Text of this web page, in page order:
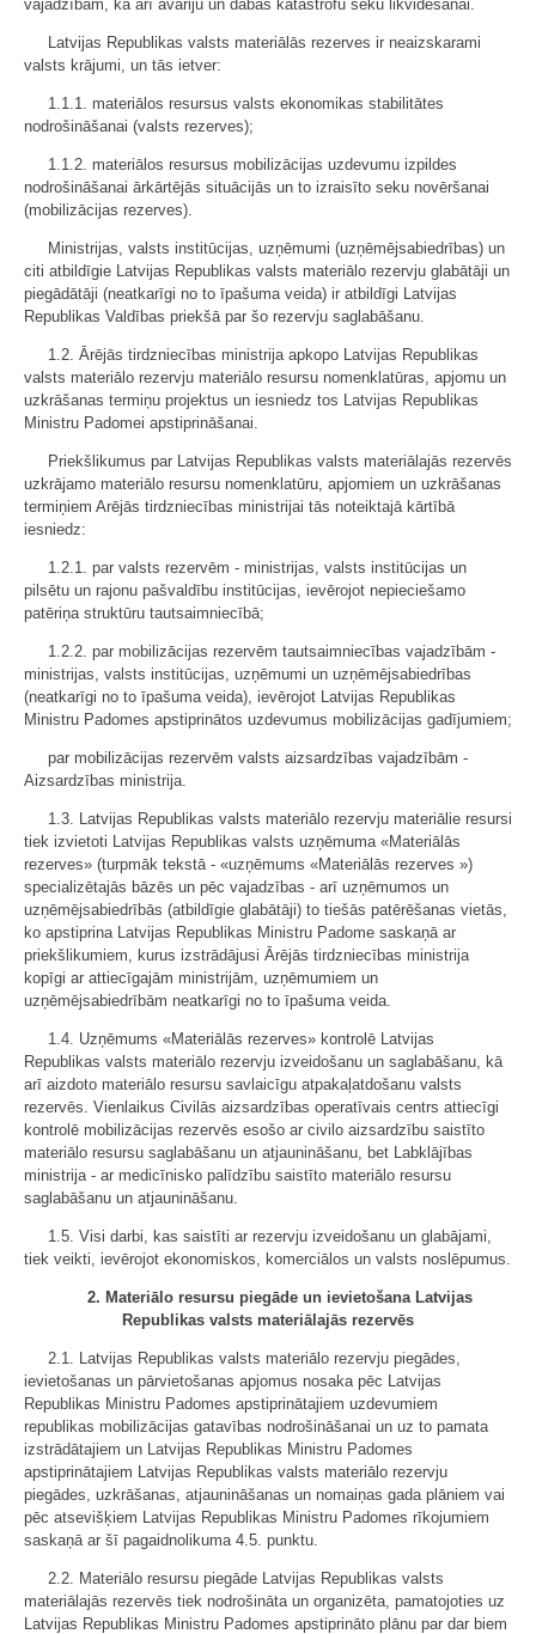
vajadzībām, kā arī avāriju un dabas katastrofu seku likvidēšanai.
Latvijas Republikas valsts materiālās rezerves ir neaizskarami
valsts krājumi, un tās ietver:
1.1.1. materiālos resursus valsts ekonomikas stabilitātes
nodrošināšanai (valsts rezerves);
1.1.2. materiālos resursus mobilizācijas uzdevumu izpildes
nodrošināšanai ārkārtējās situācijās un to izraisīto seku novēršanai
(mobilizācijas rezerves).
Ministrijas, valsts institūcijas, uzņēmumi (uzņēmējsabiedrības) un
citi atbildīgie Latvijas Republikas valsts materiālo rezervju glabātāji un
piegādātāji (neatkarīgi no to īpašuma veida) ir atbildīgi Latvijas
Republikas Valdības priekšā par šo rezervju saglabāšanu.
1.2. Ārējās tirdzniecības ministrija apkopo Latvijas Republikas
valsts materiālo rezervju materiālo resursu nomenklatūras, apjomu un
uzkrāšanas termiņu projektus un iesniedz tos Latvijas Republikas
Ministru Padomei apstiprināšanai.
Priekšlikumus par Latvijas Republikas valsts materiālajās rezervēs
uzkrājamo materiālo resursu nomenklatūru, apjomiem un uzkrāšanas
termiņiem Arējās tirdzniecības ministrijai tās noteiktajā kārtībā
iesniedz:
1.2.1. par valsts rezervēm - ministrijas, valsts institūcijas un
pilsētu un rajonu pašvaldību institūcijas, ievērojot nepieciešamo
patēriņa struktūru tautsaimniecībā;
1.2.2. par mobilizācijas rezervēm tautsaimniecības vajadzībām -
ministrijas, valsts institūcijas, uzņēmumi un uzņēmējsabiedrības
(neatkarīgi no to īpašuma veida), ievērojot Latvijas Republikas
Ministru Padomes apstiprinātos uzdevumus mobilizācijas gadījumiem;
par mobilizācijas rezervēm valsts aizsardzības vajadzībām -
Aizsardzības ministrija.
1.3. Latvijas Republikas valsts materiālo rezervju materiālie resursi
tiek izvietoti Latvijas Republikas valsts uzņēmuma «Materiālās
rezerves» (turpmāk tekstā - «uzņēmums «Materiālās rezerves »)
specializētajās bāzēs un pēc vajadzības - arī uzņēmumos un
uzņēmējsabiedrībās (atbildīgie glabātāji) to tiešās patērēšanas vietās,
ko apstiprina Latvijas Republikas Ministru Padome saskaņā ar
priekšlikumiem, kurus izstrādājusi Ārējās tirdzniecības ministrija
kopīgi ar attiecīgajām ministrijām, uzņēmumiem un
uzņēmējsabiedrībām neatkarīgi no to īpašuma veida.
1.4. Uzņēmums «Materiālās rezerves» kontrolē Latvijas
Republikas valsts materiālo rezervju izveidošanu un saglabāšanu, kā
arī aizdoto materiālo resursu savlaicīgu atpakaļatdošanu valsts
rezervēs. Vienlaikus Civilās aizsardzības operatīvais centrs attiecīgi
kontrolē mobilizācijas rezervēs esošo ar civilo aizsardzību saistīto
materiālo resursu saglabāšanu un atjaunināšanu, bet Labklājības
ministrija - ar medicīnisko palīdzību saistīto materiālo resursu
saglabāšanu un atjaunināšanu.
1.5. Visi darbi, kas saistīti ar rezervju izveidošanu un glabājami,
tiek veikti, ievērojot ekonomiskos, komerciālos un valsts noslēpumus.
2. Materiālo resursu piegāde un ievietošana Latvijas
Republikas valsts materiālajās rezervēs
2.1. Latvijas Republikas valsts materiālo rezervju piegādes,
ievietošanas un pārvietošanas apjomus nosaka pēc Latvijas
Republikas Ministru Padomes apstiprinātajiem uzdevumiem
republikas mobilizācijas gatavības nodrošināšanai un uz to pamata
izstrādātajiem un Latvijas Republikas Ministru Padomes
apstiprinātajiem Latvijas Republikas valsts materiālo rezervju
piegādes, uzkrāšanas, atjaunināšanas un nomaiņas gada plāniem vai
pēc atsevišķiem Latvijas Republikas Ministru Padomes rīkojumiem
saskaņā ar šī pagaidnolikuma 4.5. punktu.
2.2. Materiālo resursu piegāde Latvijas Republikas valsts
materiālajās rezervēs tiek nodrošināta un organizēta, pamatojoties uz
Latvijas Republikas Ministru Padomes apstiprināto plānu par dar biem